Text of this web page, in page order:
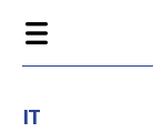
IT